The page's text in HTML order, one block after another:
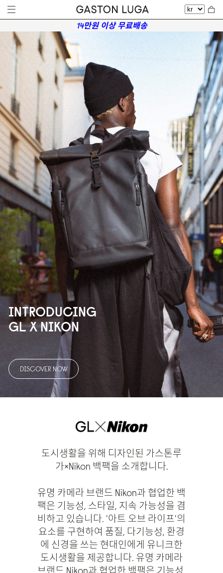
14만원 이상 무료배송
INTRODUCING
GL X NIKON
DISCOVER NOW
도시생활을 위해 디자인된 가스톤루
가×Nikon 백팩을 소개합니다.
유명 카메라 브랜드 Nikon과 협업한 백
팩은 기능성, 스타일, 지속 가능성을 겸
비하고 있습니다. '아트 오브 라이프'의
요소를 구현하여 품질, 다기능성, 환경
에 신경을 쓰는 현대인에게 유니크한
도시생활을 제공합니다. 유명 카메라